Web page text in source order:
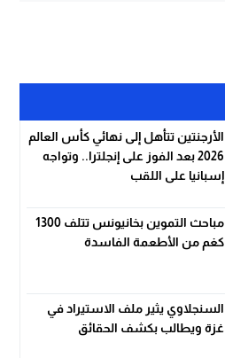
الأرجنتين تتأهل إلى نهائي كأس العالم
2026 بعد الفوز على إنجلترا.. وتواجه
إسبانيا على اللقب
مباحث التموين بخانيونس تتلف 1300
كغم من الأطعمة الفاسدة
السنجلاوي يثير ملف الاستيراد في
غزة ويطالب بكشف الحقائق